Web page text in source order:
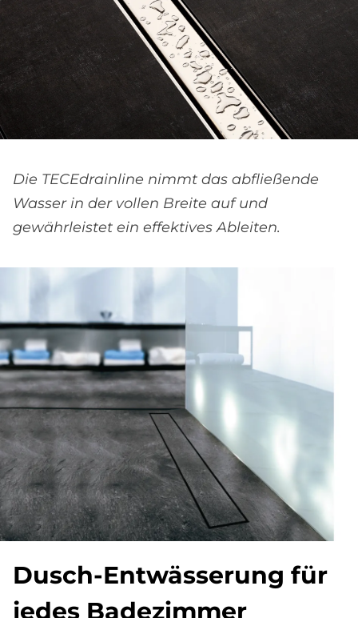
Die TECEdrainline nimmt das abfließende
Wasser in der vollen Breite auf und
gewährleistet ein effektives Ableiten.
Dusch-Ent­wäs­se­rung für
je­des Ba­de­zim­mer